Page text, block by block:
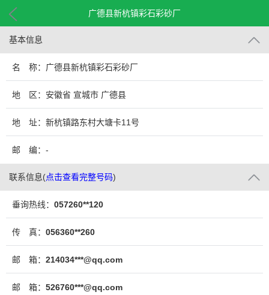
广德县新杭镇彩石彩砂厂
基本信息
名 称：广德县新杭镇彩石彩砂厂
地 区：安徽省 宣城市 广德县
地 址：新杭镇路东村大塘卡11号
邮 编：-
联系信息(点击查看完整号码)
垂询热线： 057260**120
传 真： 056360**260
邮 箱： 214034***@qq.com
邮 箱： 526760***@qq.com